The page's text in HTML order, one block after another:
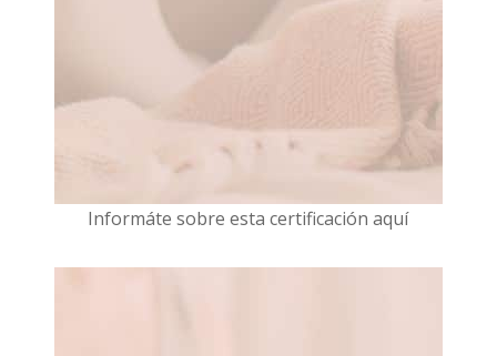
Informáte sobre esta certificación aquí